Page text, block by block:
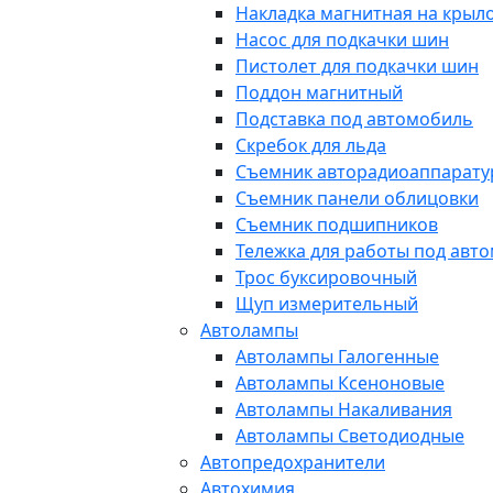
Накладка магнитная на
Насос для подкачки шин
Пистолет для подкачки шин
Поддон магнитный
Подставка под автомобиль
Скребок для льда
Съемник
Съемник панели облицовки
Съемник подшипников
Тележка для работы под
Трос буксировочный
Щуп измерительный
Автолампы
Автолампы Галогенные
Автолампы Ксеноновые
Автолампы Накаливания
Автолампы Светодиодные
Автопредохранители